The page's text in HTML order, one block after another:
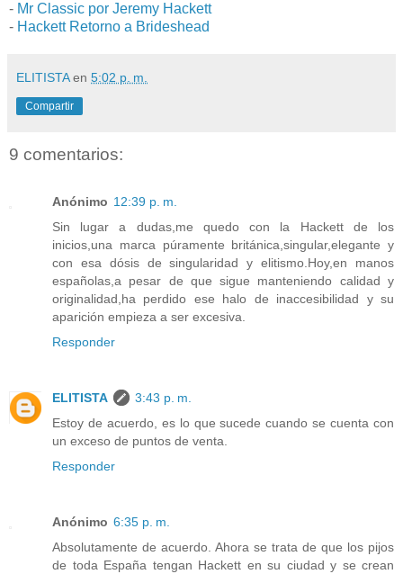
- Mr Classic por Jeremy Hackett
- Hackett Retorno a Brideshead
ELITISTA en 5:02 p. m.
Compartir
9 comentarios:
Anónimo 12:39 p. m.
Sin lugar a dudas,me quedo con la Hackett de los
inicios,una marca púramente británica,singular,elegante y
con esa dósis de singularidad y elitismo.Hoy,en manos
españolas,a pesar de que sigue manteniendo calidad y
originalidad,ha perdido ese halo de inaccesibilidad y su
aparición empieza a ser excesiva.
Responder
ELITISTA
3:43 p. m.
Estoy de acuerdo, es lo que sucede cuando se cuenta con
un exceso de puntos de venta.
Responder
Anónimo 6:35 p. m.
Absolutamente de acuerdo. Ahora se trata de que los pijos
de toda España tengan Hackett en su ciudad y se crean